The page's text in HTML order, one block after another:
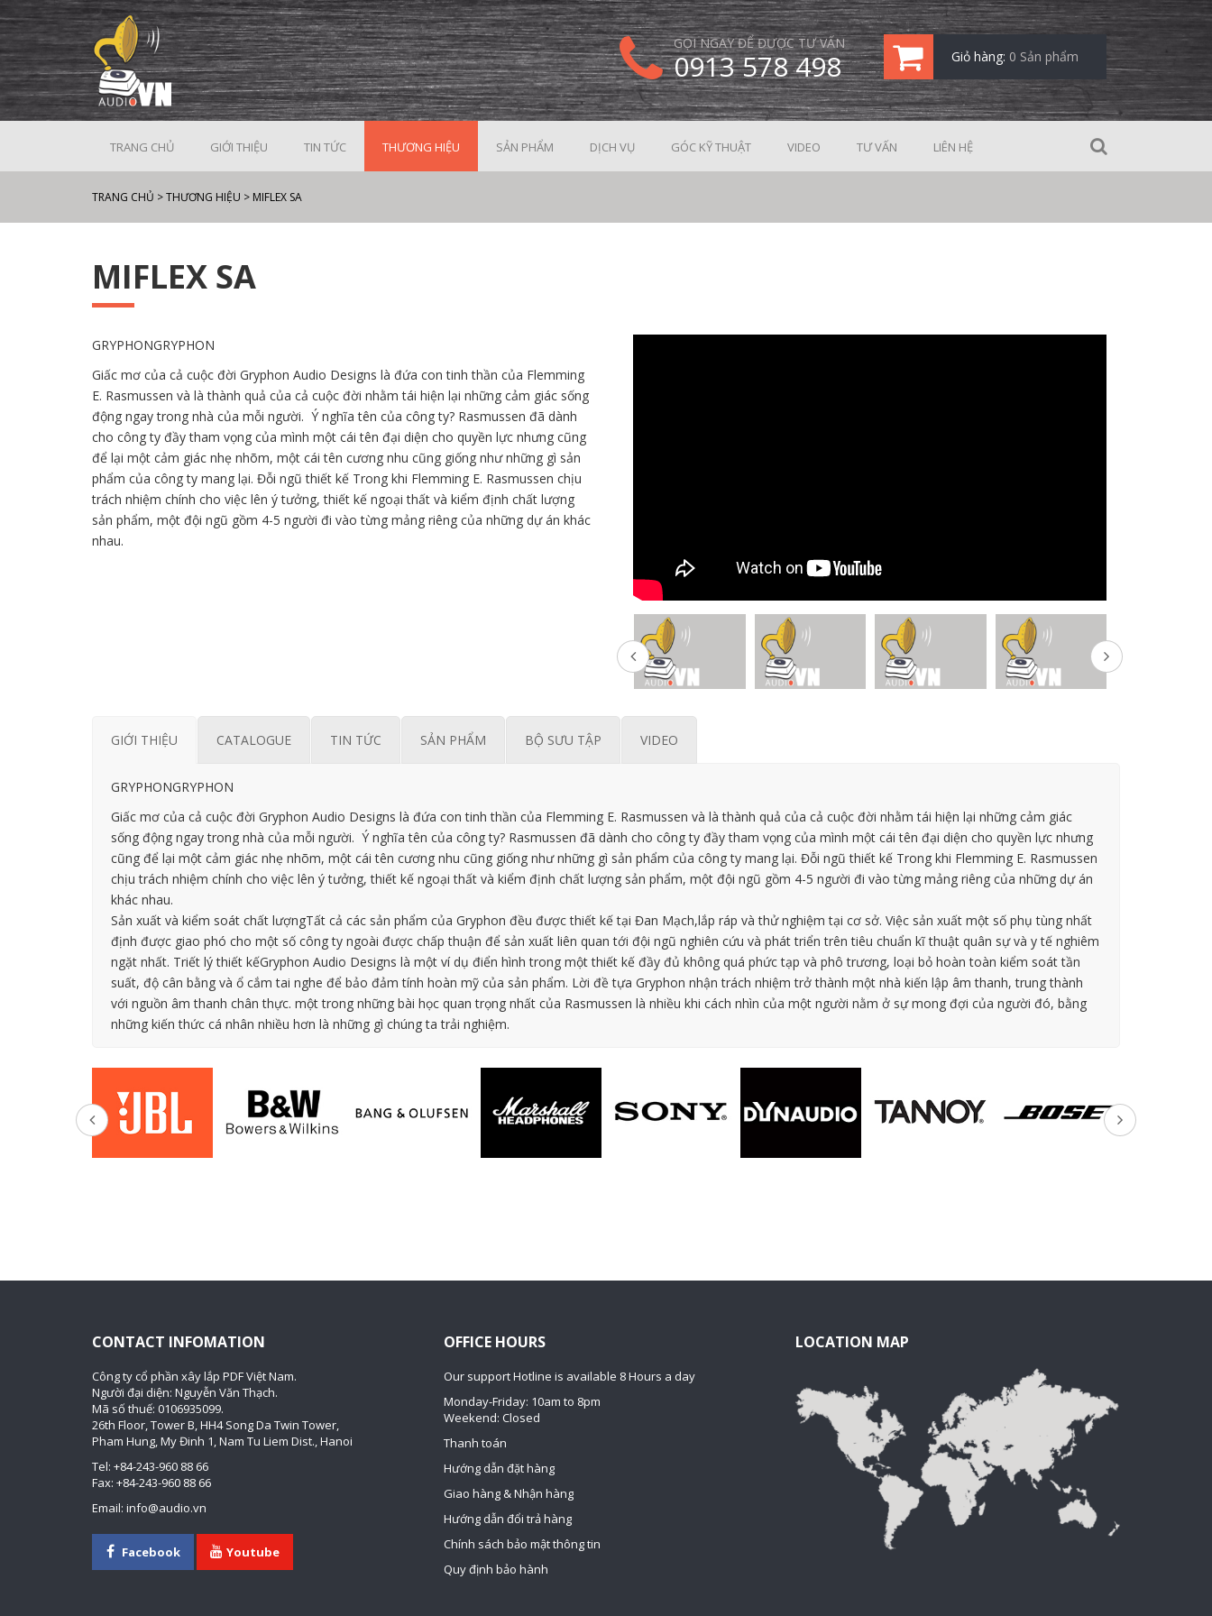
GỌI NGAY ĐỂ ĐƯỢC TƯ VẤN
0913 578 498 Giỏ hàng: 0 Sản phẩm
TRANG CHỦ GIỚI THIỆU TIN TỨC THƯƠNG HIỆU SẢN PHẨM DỊCH VỤ GÓC KỸ THUẬT VIDEO TƯ VẤN LIÊN HỆ
TRANG CHỦ >THƯƠNG HIỆU > MIFLEX SA
MIFLEX SA
GRYPHONGRYPHON
Giấc mơ của cả cuộc đời Gryphon Audio Designs là đứa con tinh thần của Flemming
E. Rasmussen và là thành quả của cả cuộc đời nhằm tái hiện lại những cảm giác sống
động ngay trong nhà của mỗi người. Ý nghĩa tên của công ty? Rasmussen đã dành
cho công ty đầy tham vọng của mình một cái tên đại diện cho quyền lực nhưng cũng
để lại một cảm giác nhẹ nhõm, một cái tên cương nhu cũng giống như những gì sản
phẩm của công ty mang lại. Đỗi ngũ thiết kế Trong khi Flemming E. Rasmussen chịu
trách nhiệm chính cho việc lên ý tưởng, thiết kế ngoại thất và kiểm định chất lượng
sản phẩm, một đội ngũ gồm 4-5 người đi vào từng mảng riêng của những dự án khác
nhau.
GIỚI THIỆU CATALOGUE TIN TỨC SẢN PHẨM BỘ SƯU TẬP VIDEO
GRYPHONGRYPHON
Giấc mơ của cả cuộc đời Gryphon Audio Designs là đứa con tinh thần của Flemming E. Rasmussen và là thành quả của cả cuộc đời nhằm tái hiện lại những cảm giác
sống động ngay trong nhà của mỗi người. Ý nghĩa tên của công ty? Rasmussen đã dành cho công ty đầy tham vọng của mình một cái tên đại diện cho quyền lực nhưng
cũng để lại một cảm giác nhẹ nhõm, một cái tên cương nhu cũng giống như những gì sản phẩm của công ty mang lại. Đỗi ngũ thiết kế Trong khi Flemming E. Rasmussen
chịu trách nhiệm chính cho việc lên ý tưởng, thiết kế ngoại thất và kiểm định chất lượng sản phẩm, một đội ngũ gồm 4-5 người đi vào từng mảng riêng của những dự án
khác nhau.
Sản xuất và kiểm soát chất lượngTất cả các sản phẩm của Gryphon đều được thiết kế tại Đan Mạch,lắp ráp và thử nghiệm tại cơ sở. Việc sản xuất một số phụ tùng nhất
định được giao phó cho một số công ty ngoài được chấp thuận để sản xuất liên quan tới đội ngũ nghiên cứu và phát triển trên tiêu chuẩn kĩ thuật quân sự và y tế nghiêm
ngặt nhất. Triết lý thiết kếGryphon Audio Designs là một ví dụ điển hình trong một thiết kế đầy đủ không quá phức tạp và phô trương, loại bỏ hoàn toàn kiểm soát tần
suất, độ cân bằng và ổ cắm tai nghe để bảo đảm tính hoàn mỹ của sản phẩm. Lời đề tựa Gryphon nhận trách nhiệm trở thành một nhà kiến lập âm thanh, trung thành
với nguồn âm thanh chân thực. một trong những bài học quan trọng nhất của Rasmussen là nhiều khi cách nhìn của một người nằm ở sự mong đợi của người đó, bằng
những kiến thức cá nhân nhiều hơn là những gì chúng ta trải nghiệm.
CONTACT INFOMATION
Công ty cổ phần xây lắp PDF Việt Nam.
Người đại diện: Nguyễn Văn Thạch.
Mã số thuế: 0106935099.
26th Floor, Tower B, HH4 Song Da Twin Tower,
Pham Hung, My Đinh 1, Nam Tu Liem Dist., Hanoi
Tel: +84-243-960 88 66
Fax: +84-243-960 88 66
Email: info@audio.vn
Facebook Youtube
OFFICE HOURS
Our support Hotline is available 8 Hours a day
Monday-Friday: 10am to 8pm
Weekend: Closed
Thanh toán
Hướng dẫn đặt hàng
Giao hàng & Nhận hàng
Hướng dẫn đổi trả hàng
Chính sách bảo mật thông tin
Quy định bảo hành
LOCATION MAP